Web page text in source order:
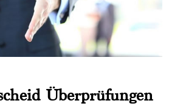
Überprüfungen